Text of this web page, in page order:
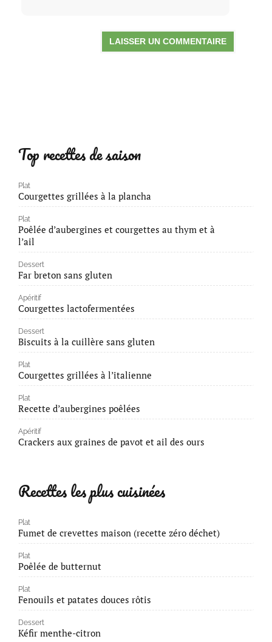
Top recettes de saison
Plat
Courgettes grillées à la plancha
Plat
Poêlée d’aubergines et courgettes au thym et à
l’ail
Dessert
Far breton sans gluten
Apéritif
Courgettes lactofermentées
Dessert
Biscuits à la cuillère sans gluten
Plat
Courgettes grillées à l’italienne
Plat
Recette d’aubergines poêlées
Apéritif
Crackers aux graines de pavot et ail des ours
Recettes les plus cuisinées
Plat
Fumet de crevettes maison (recette zéro déchet)
Plat
Poêlée de butternut
Plat
Fenouils et patates douces rôtis
Dessert
Kéfir menthe-citron